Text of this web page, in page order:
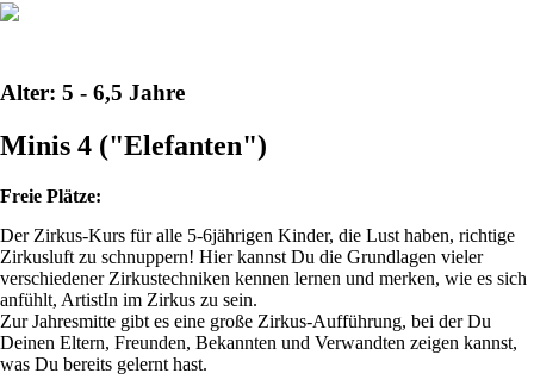
Alter: 5 - 6,5 Jahre
Minis 4 ("Elefanten")
Freie Plätze:
Der Zirkus-Kurs für alle 5-6jährigen Kinder, die Lust haben, richtige
Zirkusluft zu schnuppern! Hier kannst Du die Grundlagen vieler
verschiedener Zirkustechniken kennen lernen und merken, wie es sich
anfühlt, ArtistIn im Zirkus zu sein.
Zur Jahresmitte gibt es eine große Zirkus-Aufführung, bei der Du
Deinen Eltern, Freunden, Bekannten und Verwandten zeigen kannst,
was Du bereits gelernt hast.